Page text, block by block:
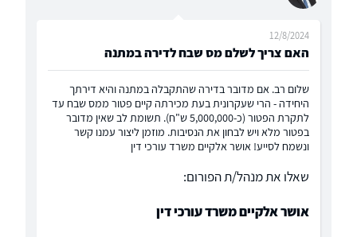
האם צריך לשלם מס שבח לדירה במתנה
12/8/2024
שלום רב. אם מדובר בדירה שהתקבלה במתנה והיא דירתך
היחידה - הרי שעקרונית בעת מכירתה קיים פטור ממס שבח עד
לתקרת הפטור (כ-5,000,000 ש"ח). תשומת לב שאין מדובר
בפטור מלא ויש לבחון את הנסיבות. מוזמן ליצור עמנו קשר
ונשמח לסייע! אושר אלקיים משרד עורכי דין
שאלו את מנהל/ת הפורום:
אושר אלקיים משרד עורכי דין